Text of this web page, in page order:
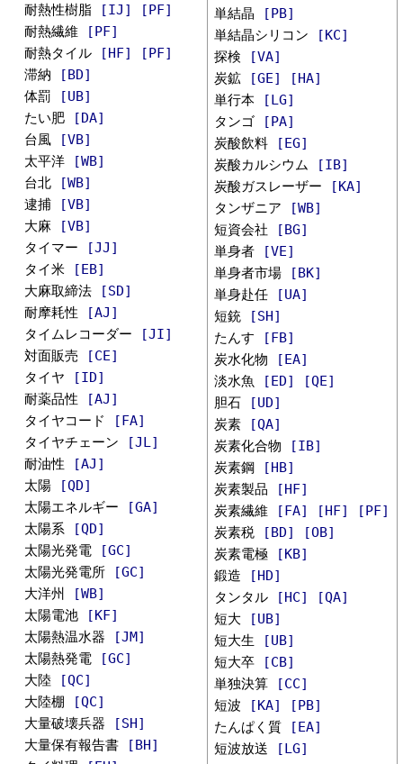
耐熱性樹脂
[IJ]
[PF]
耐熱繊維
[PF]
耐熱タイル
[HF]
[PF]
滞納
[BD]
体罰
[UB]
たい肥
[DA]
台風
[VB]
太平洋
[WB]
台北
[WB]
逮捕
[VB]
大麻
[VB]
タイマー
[JJ]
タイ米
[EB]
大麻取締法
[SD]
耐摩耗性
[AJ]
タイムレコーダー
[JI]
対面販売
[CE]
タイヤ
[ID]
耐薬品性
[AJ]
タイヤコード
[FA]
タイヤチェーン
[JL]
耐油性
[AJ]
太陽
[QD]
太陽エネルギー
[GA]
太陽系
[QD]
太陽光発電
[GC]
太陽光発電所
[GC]
大洋州
[WB]
太陽電池
[KF]
太陽熱温水器
[JM]
太陽熱発電
[GC]
大陸
[QC]
大陸棚
[QC]
大量破壊兵器
[SH]
大量保有報告書
[BH]
単結晶
[PB]
単結晶シリコン
[KC]
探検
[VA]
炭鉱
[GE]
[HA]
単行本
[LG]
タンゴ
[PA]
炭酸飲料
[EG]
炭酸カルシウム
[IB]
炭酸ガスレーザー
[KA]
タンザニア
[WB]
短資会社
[BG]
単身者
[VE]
単身者市場
[BK]
単身赴任
[UA]
短銃
[SH]
たんす
[FB]
炭水化物
[EA]
淡水魚
[ED]
[QE]
胆石
[UD]
炭素
[QA]
炭素化合物
[IB]
炭素鋼
[HB]
炭素製品
[HF]
炭素繊維
[FA] [HF]
[PF]
炭素税
[BD]
[OB]
炭素電極
[KB]
鍛造
[HD]
タンタル
[HC]
[QA]
短大
[UB]
短大生
[UB]
短大卒
[CB]
単独決算
[CC]
短波
[KA]
[PB]
たんぱく質
[EA]
短波放送
[LG]